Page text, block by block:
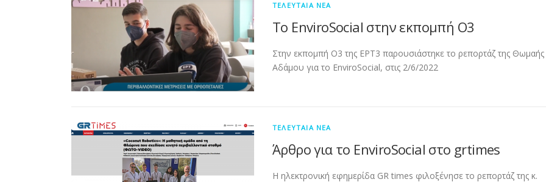
ΤΕΛΕΥΤΑΊΑ ΝΈΑ
Το EnviroSocial στην εκπομπή Ο3
Στην εκπομπή Ο3 της ΕΡΤ3 παρουσιάστηκε το ρεπορτάζ της Θωμαής
Αδάμου για το EnviroSocial, στις 2/6/2022
ΤΕΛΕΥΤΑΊΑ ΝΈΑ
Άρθρο για το EnviroSocial στο grtimes
Η ηλεκτρονική εφημερίδα GR times φιλοξένησε το ρεπορτάζ της κ.